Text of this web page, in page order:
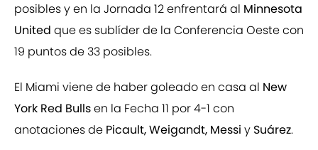
posibles y en la Jornada 12 enfrentará al Minnesota
United que es sublíder de la Conferencia Oeste con
19 puntos de 33 posibles.
El Miami viene de haber goleado en casa al New
York Red Bullsen la Fecha 11 por 4-1 con
anotaciones de Picault, Weigandt, Messi y Suárez.